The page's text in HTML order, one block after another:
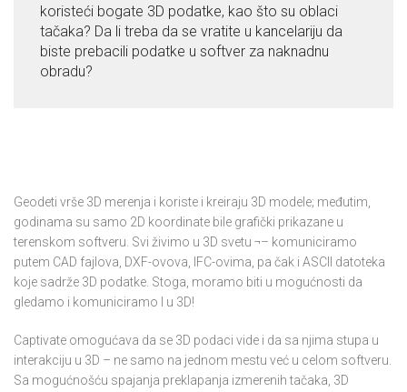
koristeći bogate 3D podatke, kao što su oblaci
tačaka? Da li treba da se vratite u kancelariju da
biste prebacili podatke u softver za naknadnu
obradu?
Geodeti vrše 3D merenja i koriste i kreiraju 3D modele; međutim,
godinama su samo 2D koordinate bile grafički prikazane u
terenskom softveru. Svi živimo u 3D svetu ¬– komuniciramo
putem CAD fajlova, DXF-ovova, IFC-ovima, pa čak i ASCII datoteka
koje sadrže 3D podatke. Stoga, moramo biti u mogućnosti da
gledamo i komuniciramo I u 3D!
Captivate omogućava da se 3D podaci vide i da sa njima stupa u
interakciju u 3D – ne samo na jednom mestu već u celom softveru.
Sa mogućnošću spajanja preklapanja izmerenih tačaka, 3D